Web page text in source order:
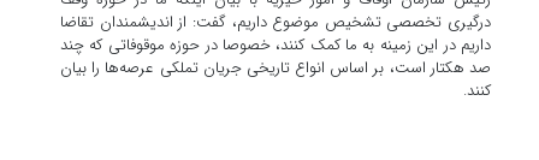
درگیری تخصصی تشخیص موضوع داریم، گفت: از اندیشمندان تقاضا
داریم در این زمینه به ما کمک کنند، خصوصا در حوزه موقوفاتی که چند
صد هکتار است، بر اساس انواع تاریخی جریان تملکی عرصه‌ها را بیان
کنند.